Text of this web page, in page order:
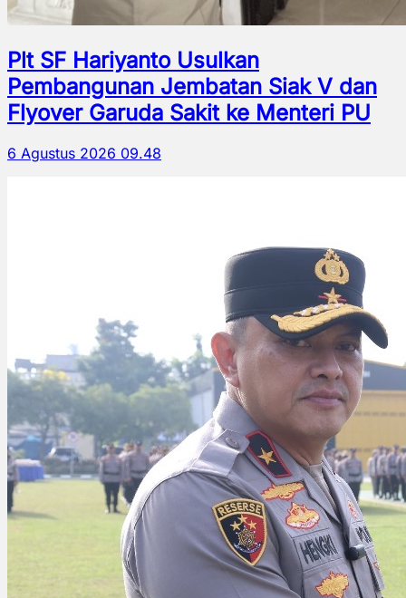
Plt SF Hariyanto Usulkan
Pembangunan Jembatan Siak V dan
Flyover Garuda Sakit ke Menteri PU
6 Agustus 2026 09.48